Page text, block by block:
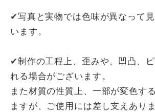
✔写真と実物では色味が異なって
います。
✔制作の工程上、歪みや、凹凸、
れる場合がございます。
また材質の性質上、一部が変色す
ますが、ご使用には差し支えありま